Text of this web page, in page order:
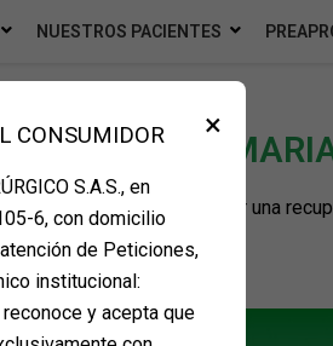
NUESTROS PACIENTES
PEXIA
especiales para asegurar una
que debes seguir.
×
CONSUMIDOR
S.A.S., en
6, con domicilio
de Peticiones,
institucional:
y acepta que